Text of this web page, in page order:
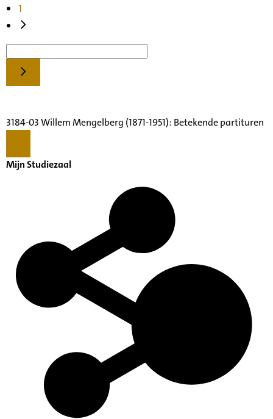
1
3184-03 Willem Mengelberg (1871-1951): Betekende partituren
Mijn Studiezaal